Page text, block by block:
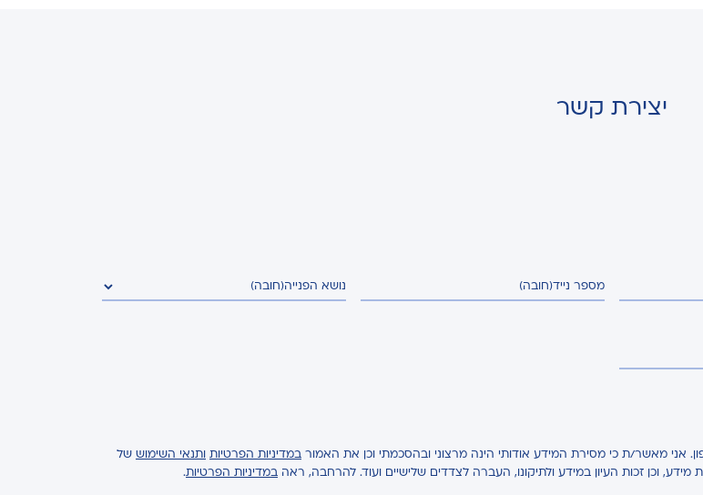
יצירת קשר
מספר נייד(חובה) נושא הפנייה(חובה)
מאשר/ת כי מסירת המידע אודותי הינה מרצוני ובהסכמתי וכן את האמור במדיניות הפרטיות ותנאי השימוש של
מידע, וכן זכות העיון במידע ולתיקונו, העברה לצדדים שלישיים ועוד. להרחבה, ראה במדיניות הפרטיות.